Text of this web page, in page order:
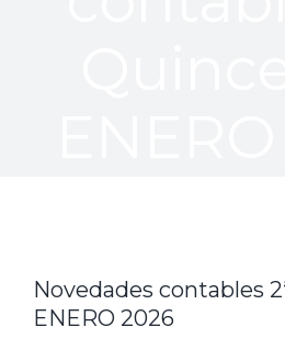
Novedades contables
ENERO 2026